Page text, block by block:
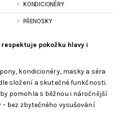
KONDICIONÉRY
PŘENOSKY
pokožku hlavy i
kondicionéry, masky a séra
složení a skutečné funkčnosti.
pomohla s běžnou i náročnější
bez zbytečného vysušování